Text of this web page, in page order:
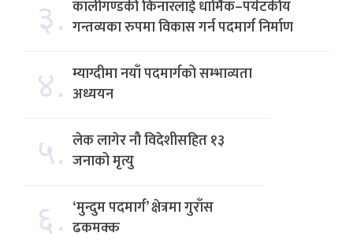
३. कालीगण्डकी किनारलाई धार्मिक–पर्यटकीय
गन्तव्यका रुपमा विकास गर्न पदमार्ग निर्माण
४. म्याग्दीमा नयाँ पदमार्गको सम्भाव्यता
अध्ययन
५. लेक लागेर नौ विदेशीसहित १३
जनाको मृत्यु
६. ‘मुन्दुम पदमार्ग’ क्षेत्रमा गुराँस
ढकमक्क